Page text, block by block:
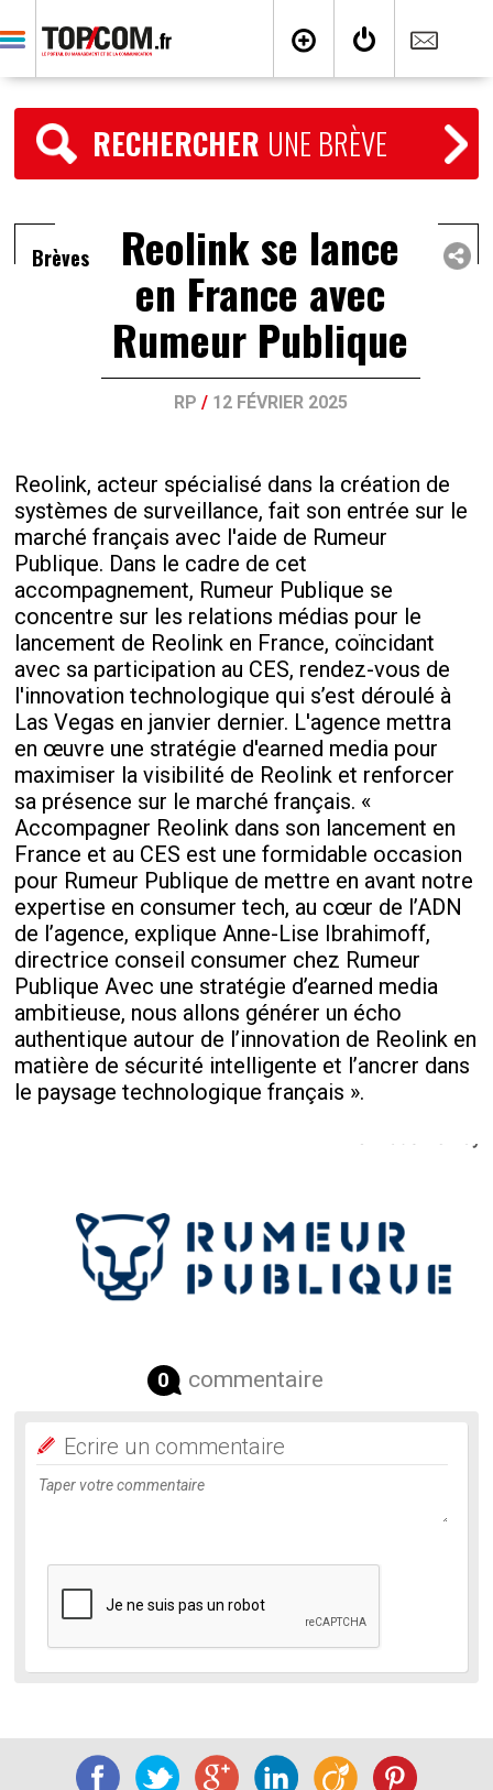
RECHERCHER UNE BRÈVE
Brèves Reolink se lance
en France avec
Rumeur Publique
RP / 12 FÉVRIER 2025
Reolink, acteur spécialisé dans la création de
systèmes de surveillance, fait son entrée sur le
marché français avec l'aide de Rumeur
Publique. Dans le cadre de cet
accompagnement, Rumeur Publique se
concentre sur les relations médias pour le
lancement de Reolink en France, coïncidant
avec sa participation au CES, rendez-vous de
l'innovation technologique qui s’est déroulé à
Las Vegas en janvier dernier. L'agence mettra
en œuvre une stratégie d'earned media pour
maximiser la visibilité de Reolink et renforcer
sa présence sur le marché français. «
Accompagner Reolink dans son lancement en
France et au CES est une formidable occasion
pour Rumeur Publique de mettre en avant notre
expertise en consumer tech, au cœur de l’ADN
de l’agence, explique Anne-Lise Ibrahimoff,
directrice conseil consumer chez Rumeur
Publique Avec une stratégie d’earned media
ambitieuse, nous allons générer un écho
authentique autour de l’innovation de Reolink en
matière de sécurité intelligente et l’ancrer dans
le paysage technologique français ».
0 commentaire
Ecrire un commentaire